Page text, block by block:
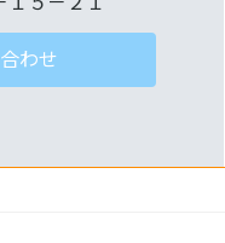
わせ